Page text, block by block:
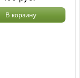
В корзину